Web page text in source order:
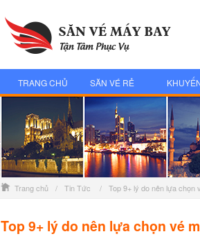
TRANG CHỦ SĂN VÉ RẺ
Trang chủ / Tin Tức / Top 9+ lý do nên lựa chọn
Top 9+ lý do nên lựa chọn vé